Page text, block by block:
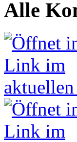
Alle